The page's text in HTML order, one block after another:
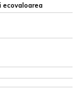
ecovaloarea